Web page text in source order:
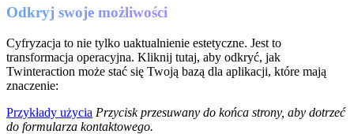
Odkryj swoje możliwości
Cyfryzacja to nie tylko uaktualnienie estetyczne. Jest to
transformacja operacyjna. Kliknij tutaj, aby odkryć, jak
Twinteraction może stać się Twoją bazą dla aplikacji, które mają
znaczenie:
Przykłady użycia Przycisk przesuwany do końca strony, aby dotrzeć
do formularza kontaktowego.